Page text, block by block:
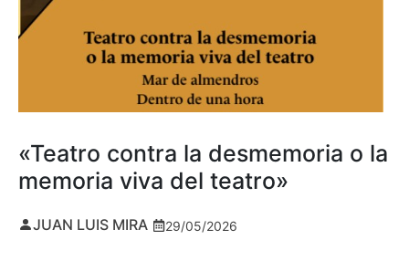
«Teatro contra la desmemoria o la
memoria viva del teatro»
JUAN LUIS MIRA 29/05/2026